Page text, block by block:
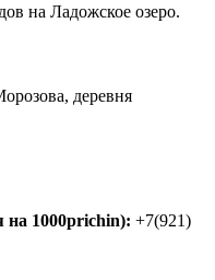
на Ладожское озеро.
деревня
на 1000prichin): +7(921)